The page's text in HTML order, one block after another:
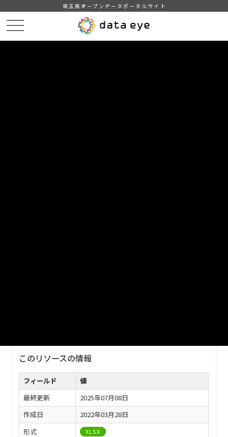
埼玉県オープンデータポータルサイト
このリソースの情報
フィールド
値
最終更新
2025年07月08日
作成日
2022年03月28日
形式
XLSX